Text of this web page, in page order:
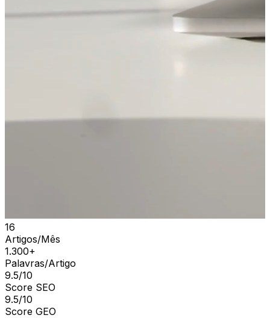
16
Artigos/Mês
1.300+
Palavras/Artigo
9.5/10
Score SEO
9.5/10
Score GEO